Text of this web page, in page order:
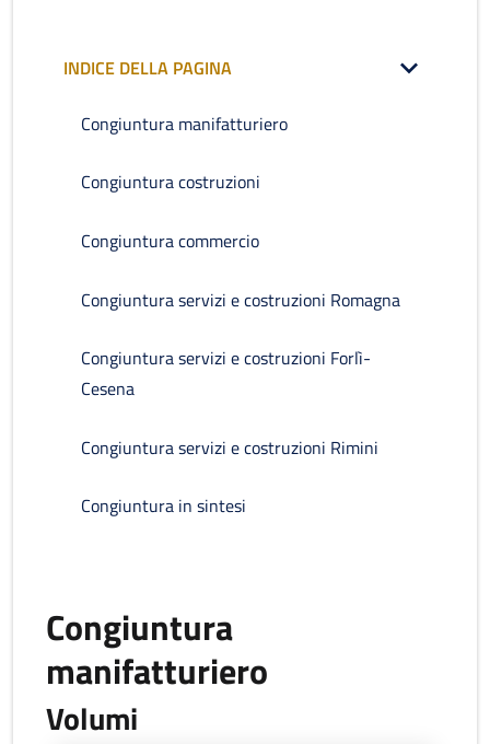
INDICE DELLA PAGINA
Congiuntura manifatturiero
Congiuntura costruzioni
Congiuntura commercio
Congiuntura servizi e costruzioni Romagna
Congiuntura servizi e costruzioni Forlì-
Cesena
Congiuntura servizi e costruzioni Rimini
Congiuntura in sintesi
Congiuntura
manifatturiero
Volumi